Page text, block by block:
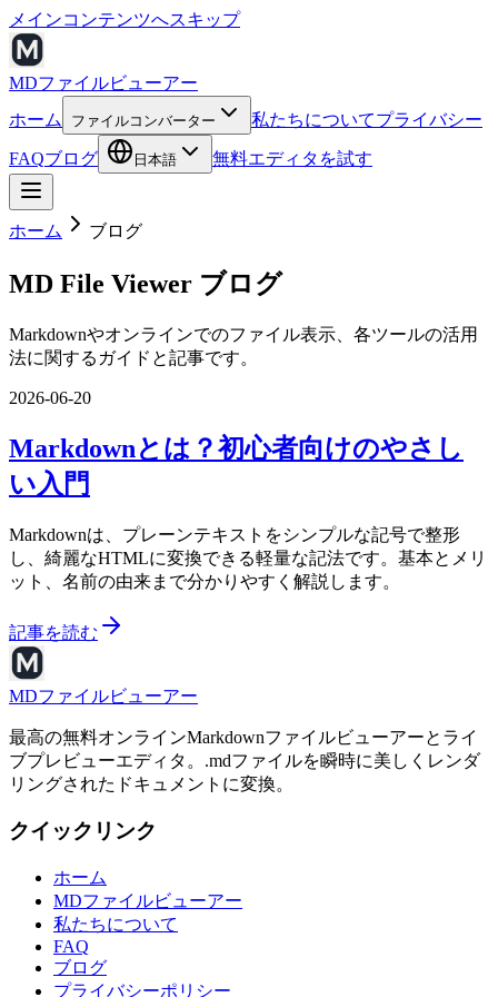
メインコンテンツへスキップ
MDファイルビューアー
ホーム
ファイルコンバーター 私たちについてプライバシー
FAQブログ 日本語 無料エディタを試す
ホーム ブログ
MD File Viewer ブログ
Markdownやオンラインでのファイル表示、各ツールの活用
法に関するガイドと記事です。
2026-06-20
Markdownとは？初心者向けのやさし
い入門
Markdownは、プレーンテキストをシンプルな記号で整形
し、綺麗なHTMLに変換できる軽量な記法です。基本とメリ
ット、名前の由来まで分かりやすく解説します。
記事を読む
MDファイルビューアー
最高の無料オンラインMarkdownファイルビューアーとライ
ブプレビューエディタ。.mdファイルを瞬時に美しくレンダ
リングされたドキュメントに変換。
クイックリンク
ホーム
MDファイルビューアー
私たちについて
FAQ
ブログ
プライバシーポリシー